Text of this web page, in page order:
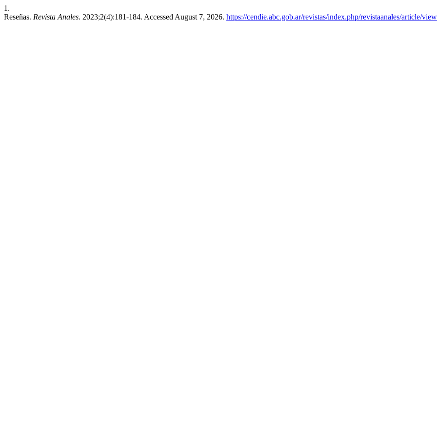
1.
Reseñas. Revista Anales. 2023;2(4):181-184. Accessed August 7, 2026. https://cendie.abc.gob.ar/revistas/index.php/revistaanales/article/